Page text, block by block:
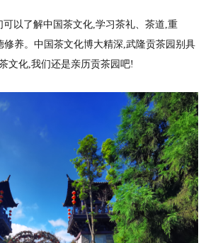
以了解中国茶文化,学习茶礼、茶道,重
修养。中国茶文化博大精深,武隆贡茶园别具
文化,我们还是亲历贡茶园吧!